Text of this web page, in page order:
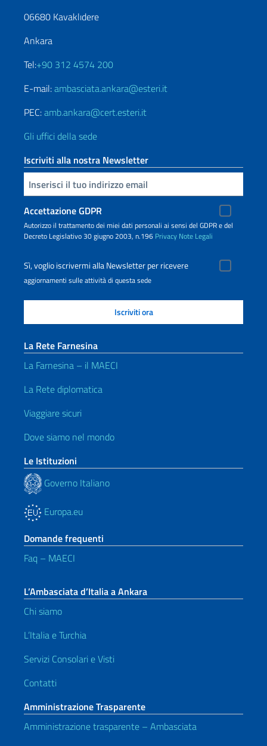
06680 Kavaklıdere
Ankara
Tel:+90 312 4574 200
E-mail:ambasciata.ankara@esteri.it
PEC:amb.ankara@cert.esteri.it
Gli uffici della sede
Iscriviti alla nostra Newsletter
Inserisci la tua email
Accettazione GDPR
Autorizzo il trattamento dei miei dati personali ai sensi del GDPR e del
Decreto Legislativo 30 giugno 2003, n.196 Privacy Note Legali
Sì, voglio iscrivermi alla Newsletter per ricevere
aggiornamenti sulle attività di questa sede
La Rete Farnesina
La Farnesina – il MAECI
La Rete diplomatica
Viaggiare sicuri
Dove siamo nel mondo
Le Istituzioni
Governo Italiano
Europa.eu
Domande frequenti
Faq – MAECI
L’Ambasciata d’Italia a Ankara
Chi siamo
L’Italia e Turchia
Servizi Consolari e Visti
Contatti
Amministrazione Trasparente
Amministrazione trasparente – Ambasciata